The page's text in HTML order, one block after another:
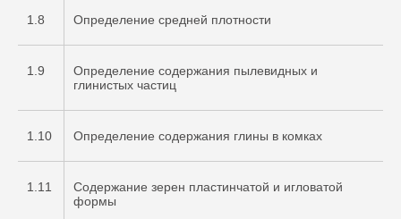
1.8 Определение средней плотности
1.9
Определение содержания пылевидных и
глинистых частиц
1.10 Определение содержания глины в комках
1.11
Содержание зерен пластинчатой и игловатой
формы